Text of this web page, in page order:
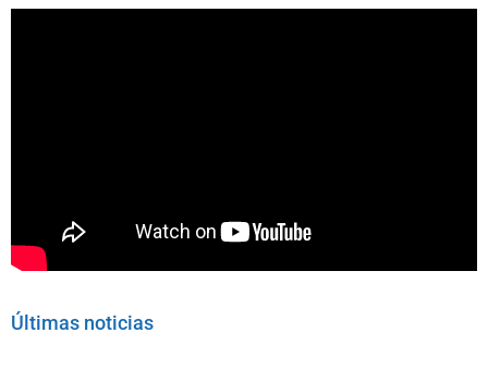
Últimas noticias